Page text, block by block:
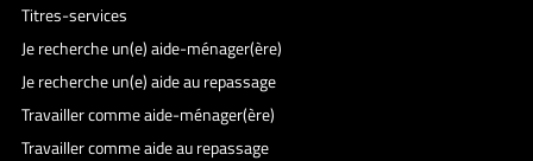
Titres-services
Je recherche un(e) aide-ménager(ère)
Je recherche un(e) aide au repassage
Travailler comme aide-ménager(ère)
Travailler comme aide au repassage